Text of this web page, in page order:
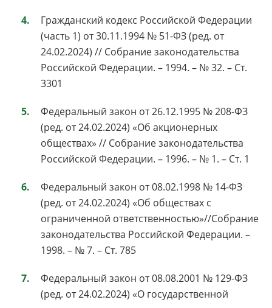
Гражданский кодекс Российской Федерации
(часть 1) от 30.11.1994 № 51-ФЗ (ред. от
24.02.2024) // Собрание законодательства
Российской Федерации. – 1994. – № 32. – Ст.
3301
Федеральный закон от 26.12.1995 № 208-ФЗ
(ред. от 24.02.2024) «Об акционерных
обществах» // Собрание законодательства
Российской Федерации. – 1996. – № 1. – Ст. 1
Федеральный закон от 08.02.1998 № 14-ФЗ
(ред. от 24.02.2024) «Об обществах с
ограниченной ответственностью»//Собрание
законодательства Российской Федерации. –
1998. – № 7. – Ст. 785
Федеральный закон от 08.08.2001 № 129-ФЗ
(ред. от 24.02.2024) «О государственной